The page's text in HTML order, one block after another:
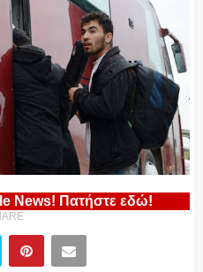
News! Πατήστε εδώ!